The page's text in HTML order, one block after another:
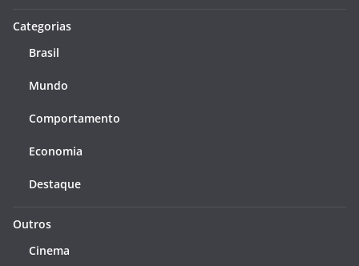
Categorias
Brasil
Mundo
Comportamento
Economia
Destaque
Outros
Cinema